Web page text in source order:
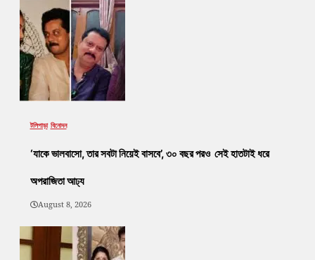
টলিপাড়া বিনোদন
‘যাকে ভালবাসো, তার সবটা নিয়েই বাসবে’, ৩০ বছর পরও সেই হাতটাই ধরে
অপরাজিতা আঢ্য
August 8, 2026